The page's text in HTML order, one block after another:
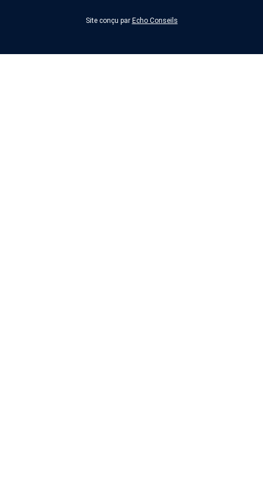
Site conçu par Echo Conseils